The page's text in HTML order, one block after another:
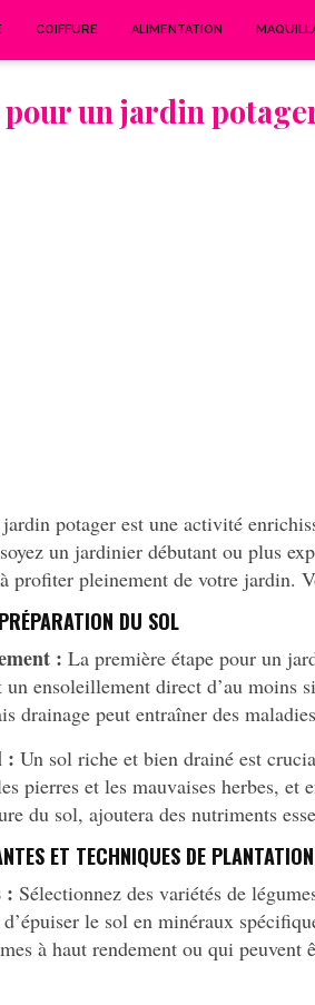
COIFFURE ALIMENTATION
pour un jardin
potager est une activité
un jardinier débutant ou plus
profiter pleinement de votre jardin.
DU SOL
: La première étape pour un
un ensoleillement direct d’au moins
drainage peut entraîner des
: Un sol riche et bien drainé est
pierres et les mauvaises herbes,
du sol, ajoutera des nutriments
ET TECHNIQUES DE PLANTATION
: Sélectionnez des variétés de
le sol en minéraux
à haut rendement ou qui